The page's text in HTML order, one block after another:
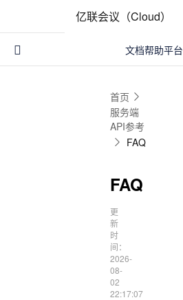
亿联开发者平台亿联会议（Cloud）
 文档帮助平台
首页
服务端
API参考
FAQ
FAQ
更
新
时
间：
2026-
08-
02
22:17:07